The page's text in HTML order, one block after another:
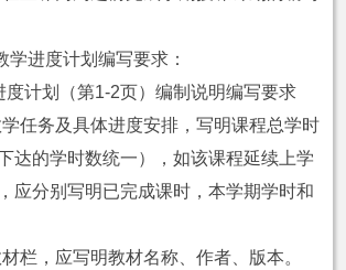
学进度计划编写要求：
度计划（第1-2页）编制说明编写要求
学任务及具体进度安排，写明课程总学时
达的学时数统一），如该课程延续上学
应分别写明已完成课时，本学期学时和
材栏，应写明教材名称、作者、版本。